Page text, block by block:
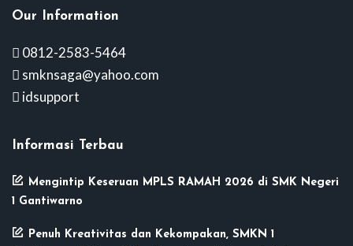
Our Information
0812-2583-5464
smknsaga@yahoo.com
idsupport
Informasi Terbau
Mengintip Keseruan MPLS RAMAH 2026 di SMK Negeri
1 Gantiwarno
Penuh Kreativitas dan Kekompakan, SMKN 1